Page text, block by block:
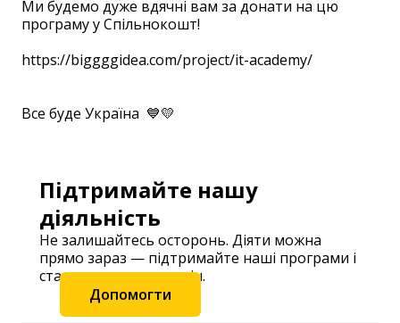
Ми будемо дуже вдячні вам за донати на цю
програму у Спільнокошт!
https://biggggidea.com/project/it-academy/
Все буде Україна 💙💛
Підтримайте нашу
діяльність
Не залишайтесь осторонь. Діяти можна
прямо зараз — підтримайте наші програми і
станьте частиною змін.
Допомогти